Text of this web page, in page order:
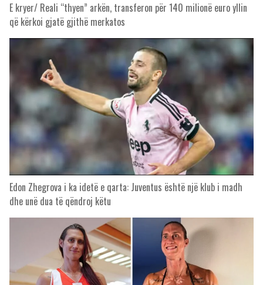
E kryer/ Reali “thyen” arkën, transferon për 140 milionë euro yllin
që kërkoi gjatë gjithë merkatos
Edon Zhegrova i ka idetë e qarta: Juventus është një klub i madh
dhe unë dua të qëndroj këtu